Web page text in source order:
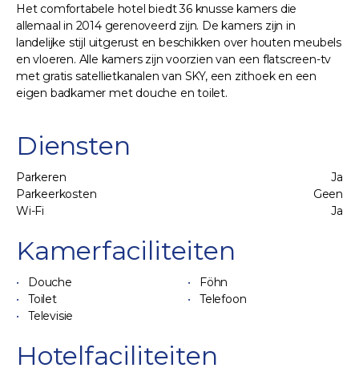
Het comfortabele hotel biedt 36 knusse kamers die
allemaal in 2014 gerenoveerd zijn. De kamers zijn in
landelijke stijl uitgerust en beschikken over houten meubels
en vloeren. Alle kamers zijn voorzien van een flatscreen-tv
met gratis satellietkanalen van SKY, een zithoek en een
eigen badkamer met douche en toilet.
Diensten
Parkeren
Ja
Parkeerkosten
Geen
Wi-Fi
Ja
Kamerfaciliteiten
Douche
Föhn
Toilet
Telefoon
Televisie
Hotelfaciliteiten